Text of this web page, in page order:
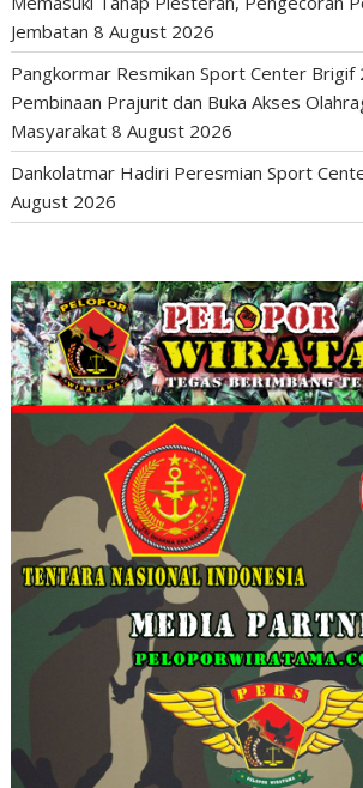
Jembatan 8 August 2026
Pangkormar Resmikan Sport Center Brigif
Pembinaan Prajurit dan Buka Akses
Masyarakat 8 August 2026
Dankolatmar Hadiri Peresmian Sport
August 2026